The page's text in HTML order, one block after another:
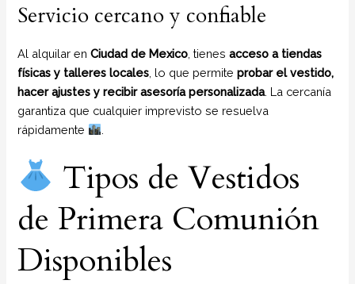
Servicio cercano y confiable
Al alquilar enCiudad de Mexico , tienesacceso a tiendas
físicas y talleres locales , lo que permiteprobar el vestido,
hacer ajustes y recibir asesoría personalizada. La cercanía
garantiza que cualquier imprevisto se resuelva
rápidamente
Tipos de Vestidos
de Primera Comunión
Disponibles